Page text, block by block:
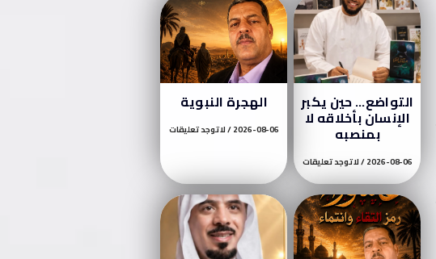
التواضع… حين يكبر
الإنسان بأخلاقه لا
بمنصبه
2026-08-06 لا توجد تعليقات
الهجرة النبوية
2026-08-06 لا توجد تعليقات